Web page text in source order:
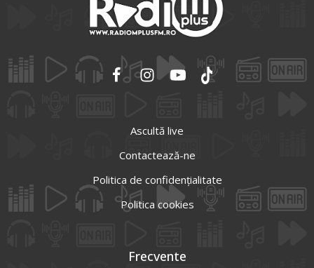
Ascultă live
Contactează-ne
Politica de confidențialitate
Politica cookies
Frecvente